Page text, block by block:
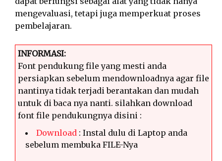
mengevaluasi, tetapi juga memperkuat proses
pembelajaran.
INFORMASI:
Font pendukung file yang mesti anda
persiapkan sebelum mendownloadnya agar file
nantinya tidak terjadi berantakan dan mudah
untuk di baca nya nanti. silahkan download
font file pendukungnya disini :
Download : Instal dulu di Laptop anda
sebelum membuka FILE-Nya